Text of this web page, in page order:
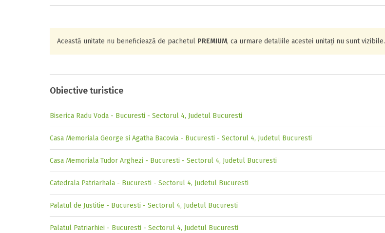
Această unitate nu beneficiează de pachetul PREMIUM, ca urmare detaliile acestei unitați nu sunt vizibile.
Obiective turistice
Biserica Radu Voda - Bucuresti - Sectorul 4, Judetul Bucuresti
Casa Memoriala George si Agatha Bacovia - Bucuresti - Sectorul 4, Judetul Bucuresti
Casa Memoriala Tudor Arghezi - Bucuresti - Sectorul 4, Judetul Bucuresti
Catedrala Patriarhala - Bucuresti - Sectorul 4, Judetul Bucuresti
Palatul de Justitie - Bucuresti - Sectorul 4, Judetul Bucuresti
Palatul Patriarhiei - Bucuresti - Sectorul 4, Judetul Bucuresti